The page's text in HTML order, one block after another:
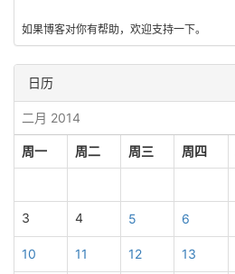
如果博客对你有帮助，欢迎支持一下。
日历
二月 2014
周一 周二 周三 周四
3 4 5 6
10 11 12 13